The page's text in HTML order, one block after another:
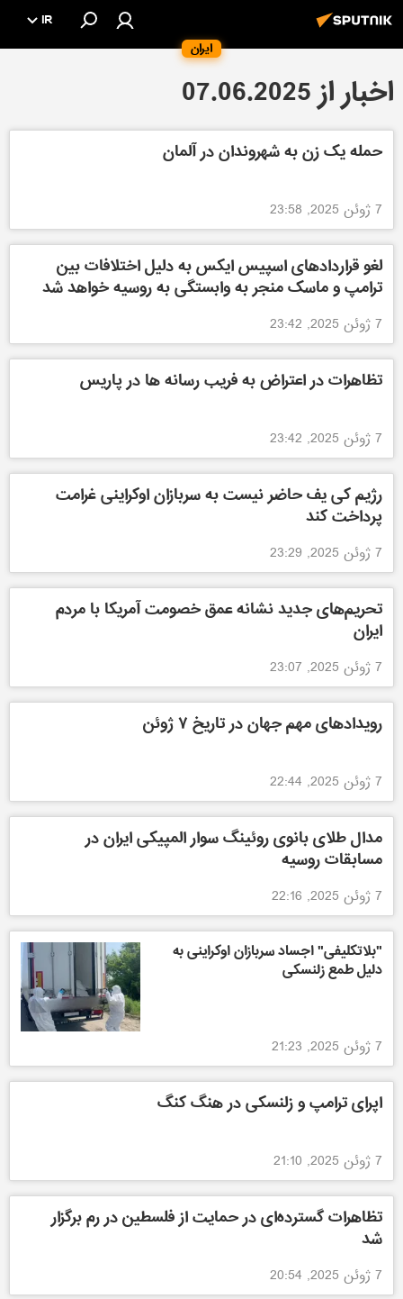
ایران
IR
اخبار از 07.06.2025
حمله یک زن به شهروندان در آلمان
7 ژوئن 2025, 23:58
لغو قراردادهای اسپیس ایکس به دلیل اختلافات بین
ترامپ و ماسک منجر به وابستگی به روسیه خواهد شد
7 ژوئن 2025, 23:42
تظاهرات در اعتراض به فریب رسانه ها در پاریس
7 ژوئن 2025, 23:42
رژیم کی یف حاضر نیست به سربازان اوکراینی غرامت
پرداخت کند
7 ژوئن 2025, 23:29
تحریم‌های جدید نشانه عمق خصومت آمریکا با مردم
ایران
7 ژوئن 2025, 23:07
رویدادهای مهم جهان در تاریخ ۷ ژوئن
7 ژوئن 2025, 22:44
مدال طلای بانوی روئینگ سوار المپیکی ایران در
مسابقات روسیه
7 ژوئن 2025, 22:16
"بلاتکلیفی" اجساد سربازان اوکراینی به
دلیل طمع زلنسکی
7 ژوئن 2025, 21:23
اپرای ترامپ و زلنسکی در هنگ کنگ
7 ژوئن 2025, 21:10
تظاهرات گسترده‌ای در حمایت از فلسطین در رم برگزار
شد
7 ژوئن 2025, 20:54